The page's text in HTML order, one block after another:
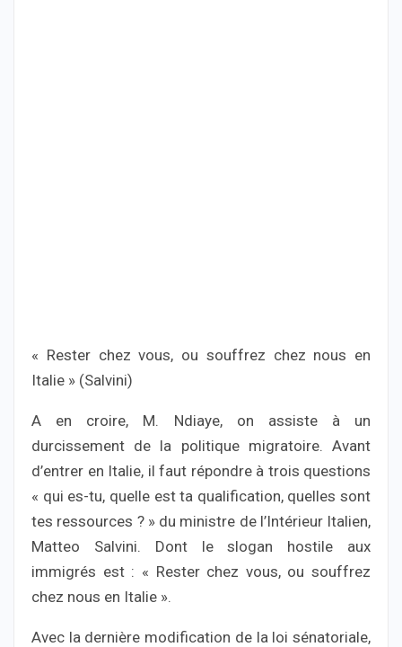
« Rester chez vous, ou souffrez chez nous en
Italie » (Salvini)
A en croire, M. Ndiaye, on assiste à un
durcissement de la politique migratoire. Avant
d’entrer en Italie, il faut répondre à trois questions
« qui es-tu, quelle est ta qualification, quelles sont
tes ressources ? » du ministre de l’Intérieur Italien,
Matteo Salvini. Dont le slogan hostile aux
immigrés est : « Rester chez vous, ou souffrez
chez nous en Italie ».
Avec la dernière modification de la loi sénatoriale,